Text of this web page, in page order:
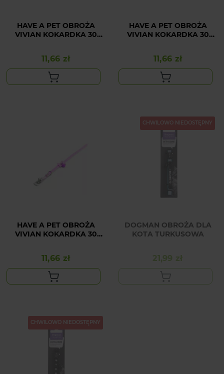
HAVE A PET OBROŻA
VIVIAN KOKARDKA 30
Cena
11,66 zł
HAVE A PET OBROŻA
VIVIAN KOKARDKA 30
Cena
11,66 zł
HAVE A PET OBROŻA
VIVIAN KOKARDKA 30
Cena
11,66 zł
CHWILOWO NIEDOSTĘPNY
DOGMAN OBROŻA DLA
KOTA TURKUSOWA
Cena
21,99 zł
CHWILOWO NIEDOSTĘPNY